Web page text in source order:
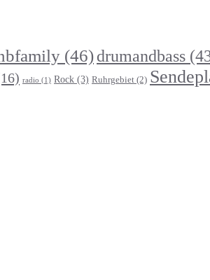
(46)drumandbass
radio (1) Rock (3) Ruhrgebiet (2)